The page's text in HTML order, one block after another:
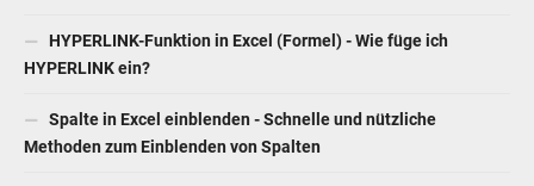
HYPERLINK-Funktion in Excel (Formel) - Wie füge ich
HYPERLINK ein?
Spalte in Excel einblenden - Schnelle und nützliche
Methoden zum Einblenden von Spalten